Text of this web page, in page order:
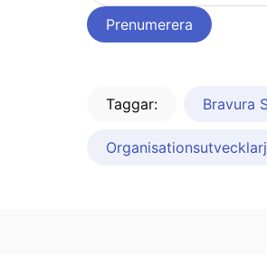
Taggar: Bravura